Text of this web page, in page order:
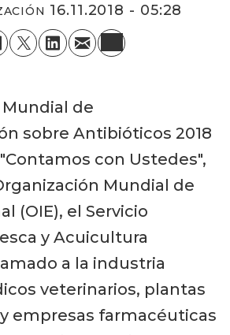
16.11.2018 - 05:28
Mundial de
sobre Antibióticos 2018
con Ustedes",
Mundial de
(OIE), el Servicio
y Acuicultura
a la industria
veterinarios, plantas
empresas farmacéuticas